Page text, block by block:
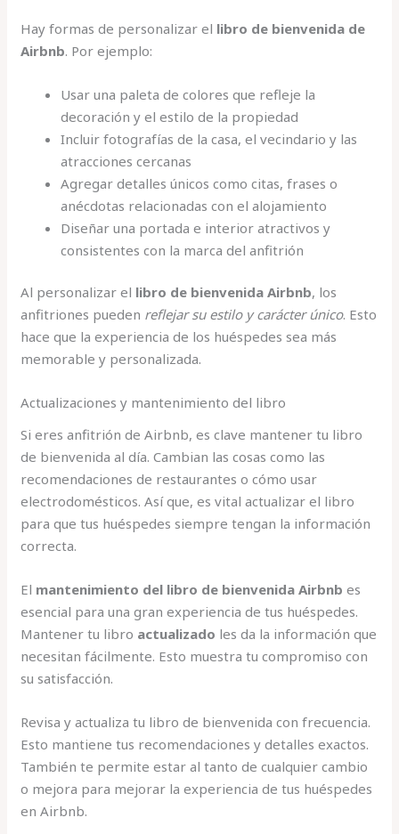
Hay formas de personalizar el libro de bienvenida de
Airbnb. Por ejemplo:
Usar una paleta de colores que refleje la
decoración y el estilo de la propiedad
Incluir fotografías de la casa, el vecindario y las
atracciones cercanas
Agregar detalles únicos como citas, frases o
anécdotas relacionadas con el alojamiento
Diseñar una portada e interior atractivos y
consistentes con la marca del anfitrión
Al personalizar el libro de bienvenida Airbnb, los
anfitriones pueden reflejar su estilo y carácter único. Esto
hace que la experiencia de los huéspedes sea más
memorable y personalizada.
Actualizaciones y mantenimiento del libro
Si eres anfitrión de Airbnb, es clave mantener tu libro
de bienvenida al día. Cambian las cosas como las
recomendaciones de restaurantes o cómo usar
electrodomésticos. Así que, es vital actualizar el libro
para que tus huéspedes siempre tengan la información
correcta.
El mantenimiento del libro de bienvenida Airbnb es
esencial para una gran experiencia de tus huéspedes.
Mantener tu libro actualizado les da la información que
necesitan fácilmente. Esto muestra tu compromiso con
su satisfacción.
Revisa y actualiza tu libro de bienvenida con frecuencia.
Esto mantiene tus recomendaciones y detalles exactos.
También te permite estar al tanto de cualquier cambio
o mejora para mejorar la experiencia de tus huéspedes
en Airbnb.